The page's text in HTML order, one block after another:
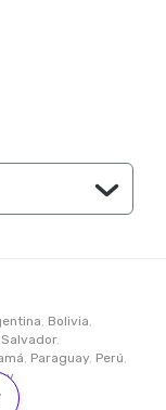
, Bolivia,
Salvador,
, Paraguay, Perú,